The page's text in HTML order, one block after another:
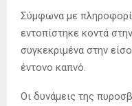
Σύμφωνα με
εντοπίστηκε κοντά
συγκεκριμένα στην
έντονο καπνό.
Οι δυνάμεις της